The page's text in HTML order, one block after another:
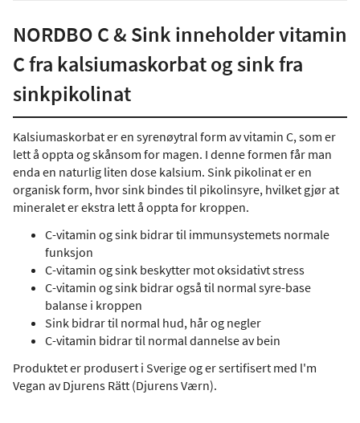
NORDBO C & Sink inneholder vitamin
C fra kalsiumaskorbat og sink fra
sinkpikolinat
Kalsiumaskorbat er en syrenøytral form av vitamin C, som er
lett å oppta og skånsom for magen. I denne formen får man
enda en naturlig liten dose kalsium. Sink pikolinat er en
organisk form, hvor sink bindes til pikolinsyre, hvilket gjør at
mineralet er ekstra lett å oppta for kroppen.
C-vitamin og sink bidrar til immunsystemets normale
funksjon
C-vitamin og sink beskytter mot oksidativt stress
C-vitamin og sink bidrar også til normal syre-base
balanse i kroppen
Sink bidrar til normal hud, hår og negler
C-vitamin bidrar til normal dannelse av bein
Produktet er produsert i Sverige og er sertifisert med l'm
Vegan av Djurens Rätt (Djurens Værn).